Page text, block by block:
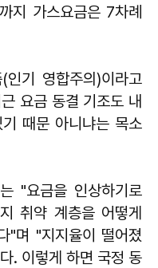
지 가스요금은 7차례
기 영합주의)이라고
요금 동결 기조도 내
때문 아니냐는 목소
"요금을 인상하기로
취약 계층을 어떻게
"며 "지지율이 떨어졌
. 이렇게 하면 국정 동